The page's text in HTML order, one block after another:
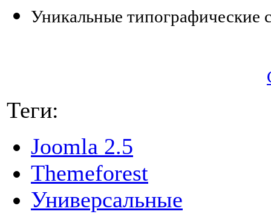
Уникальные типографические
Теги:
Joomla 2.5
Themeforest
Универсальные